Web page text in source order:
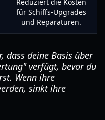
Reduziert die Kosten
für Schiffs-Upgrades
und Reparaturen.
dass deine Basis über
verfügt, bevor du
Wenn ihre
sinkt ihre